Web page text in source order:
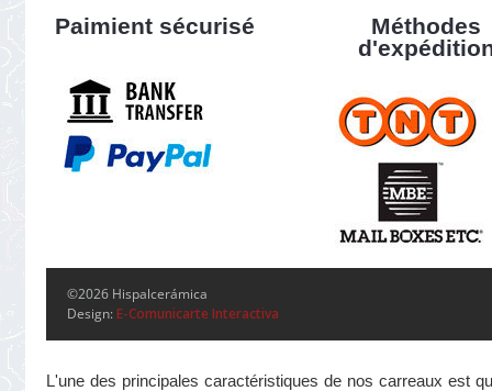
Paimient sécurisé
Méthodes
©2026 Hispalcerámica
Design: E-Comunicarte Interactiva
L'une des principales caractéristiques de nos carreaux est